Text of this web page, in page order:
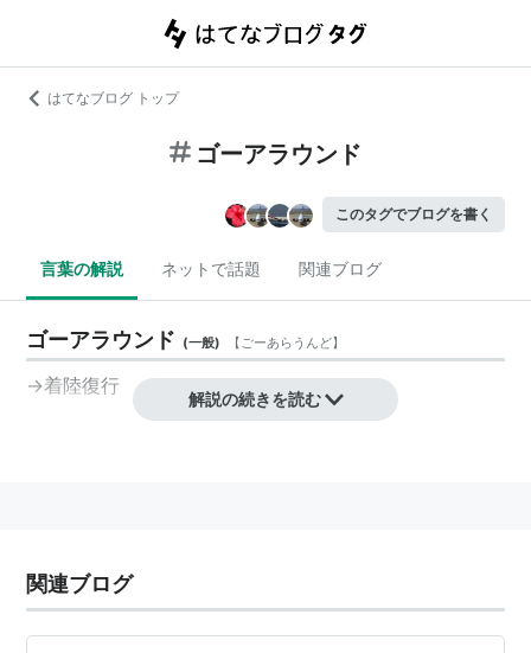
はてなブログ トップ
ゴーアラウンド
このタグでブログを書く
言葉の解説 ネットで話題 関連ブログ
ゴーアラウンド (一般) 【ごーあらうんど】
→着陸復行
解説の続きを読む
関連ブログ